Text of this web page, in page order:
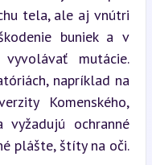
tela, ale aj vnútri
buniek a v
mutácie.
napríklad na
Komenského,
ochranné
plášte, štíty na oči.